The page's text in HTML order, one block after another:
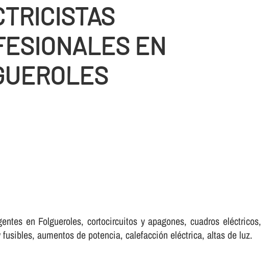
EN
en Folgueroles, cortocircuitos y apagones, cuadros eléctricos,
aumentos de potencia, calefacción eléctrica, altas de luz.